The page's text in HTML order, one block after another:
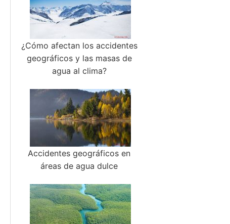
¿Cómo afectan los accidentes
geográficos y las masas de
agua al clima?
Accidentes geográficos en
áreas de agua dulce